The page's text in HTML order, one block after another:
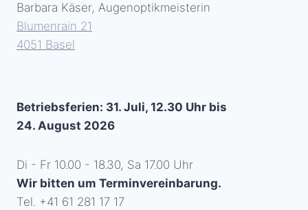
Barbara Käser, Augenoptikmeisterin
Blumenrain 21
4051 Basel
Betriebsferien: 31. Juli, 12.30 Uhr bis
24. August 2026
Di - Fr 10.00 - 18.30, Sa 17.00 Uhr
Wir bitten um Terminvereinbarung.
Tel. +41 61 281 17 17